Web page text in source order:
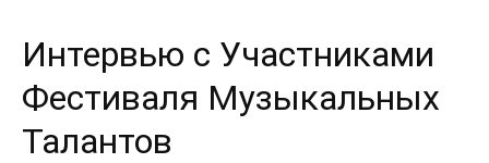
Интервью с Участниками
Фестиваля Музыкальных
Талантов